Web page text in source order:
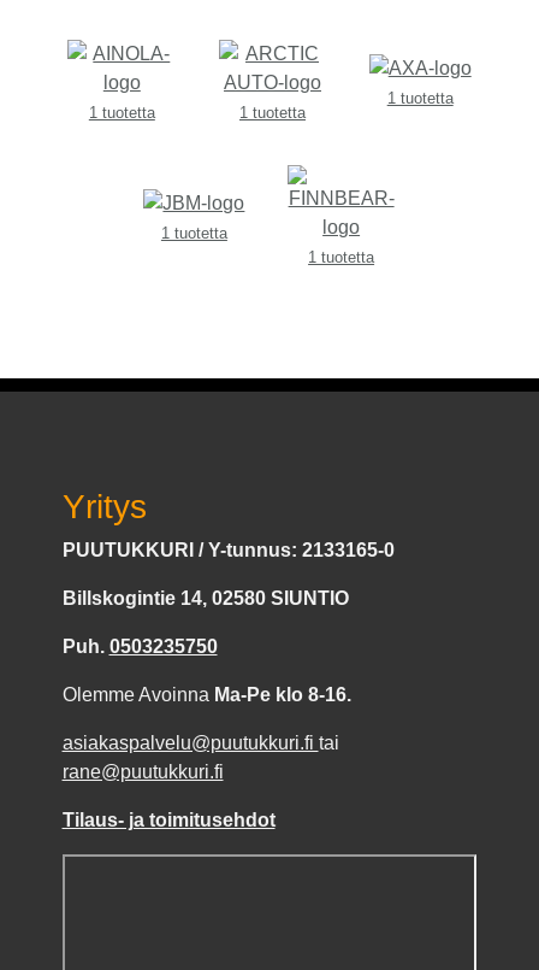
1 tuotetta 1 tuotetta
1 tuotetta
1 tuotetta
1 tuotetta
Yritys
PUUTUKKURI / Y-tunnus: 2133165-0
Billskogintie 14, 02580 SIUNTIO
Puh. 0503235750
Olemme Avoinna Ma-Pe klo 8-16.
asiakaspalvelu@puutukkuri.fi tai
rane@puutukkuri.fi
Tilaus- ja toimitusehdot